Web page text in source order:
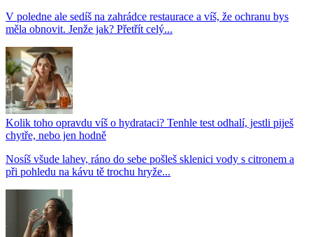
V poledne ale sedíš na zahrádce restaurace a víš, že ochranu bys
měla obnovit. Jenže jak? Přetřít celý...
Kolik toho opravdu víš o hydrataci? Tenhle test odhalí, jestli piješ
chytře, nebo jen hodně
Nosíš všude lahev, ráno do sebe pošleš sklenici vody s citronem a
při pohledu na kávu tě trochu hryže...